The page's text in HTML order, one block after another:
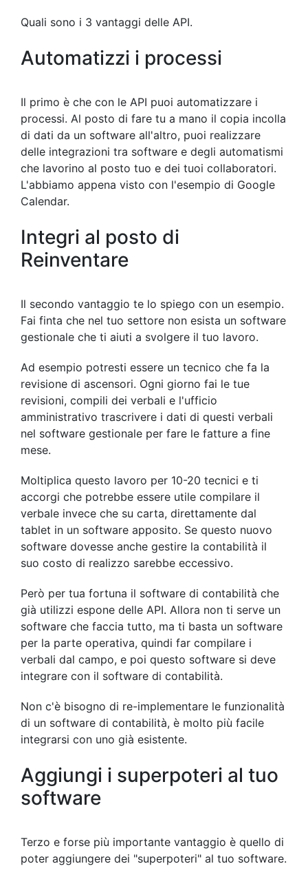
Quali sono i 3 vantaggi delle API.
Automatizzi i processi
Il primo è che con le API puoi automatizzare i
processi. Al posto di fare tu a mano il copia incolla
di dati da un software all'altro, puoi realizzare
delle integrazioni tra software e degli automatismi
che lavorino al posto tuo e dei tuoi collaboratori.
L'abbiamo appena visto con l'esempio di Google
Calendar.
Integri al posto di
Reinventare
Il secondo vantaggio te lo spiego con un esempio.
Fai finta che nel tuo settore non esista un software
gestionale che ti aiuti a svolgere il tuo lavoro.
Ad esempio potresti essere un tecnico che fa la
revisione di ascensori. Ogni giorno fai le tue
revisioni, compili dei verbali e l'ufficio
amministrativo trascrivere i dati di questi verbali
nel software gestionale per fare le fatture a fine
mese.
Moltiplica questo lavoro per 10-20 tecnici e ti
accorgi che potrebbe essere utile compilare il
verbale invece che su carta, direttamente dal
tablet in un software apposito. Se questo nuovo
software dovesse anche gestire la contabilità il
suo costo di realizzo sarebbe eccessivo.
Però per tua fortuna il software di contabilità che
già utilizzi espone delle API. Allora non ti serve un
software che faccia tutto, ma ti basta un software
per la parte operativa, quindi far compilare i
verbali dal campo, e poi questo software si deve
integrare con il software di contabilità.
Non c'è bisogno di re-implementare le funzionalità
di un software di contabilità, è molto più facile
integrarsi con uno già esistente.
Aggiungi i superpoteri al tuo
software
Terzo e forse più importante vantaggio è quello di
poter aggiungere dei "superpoteri" al tuo software.